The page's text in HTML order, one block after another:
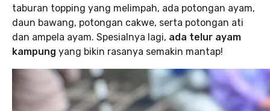
taburan topping yang melimpah, ada potongan ayam,
daun bawang, potongan cakwe, serta potongan ati
dan ampela ayam. Spesialnya lagi, ada telur ayam
kampung yang bikin rasanya semakin mantap!